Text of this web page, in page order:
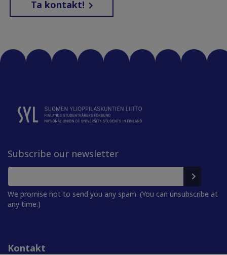
Ta kontakt!
Subscribe our newsletter
We promise not to send you any spam. (You can unsubscribe at
any time.)
Kontakt